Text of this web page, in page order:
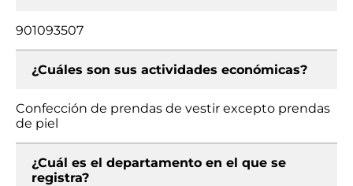
901093507
¿Cuáles son sus actividades económicas?
Confección de prendas de vestir excepto prendas
de piel
¿Cuál es el departamento en el que se
registra?